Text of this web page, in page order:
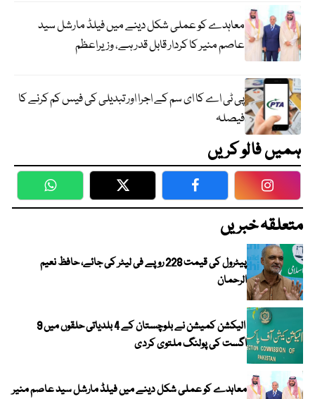
معاہدے کو عملی شکل دینے میں فیلڈ مارشل سید
عاصم منیر کا کردار قابل قدر ہے، وزیراعظم
پی ٹی اے کا ای سم کے اجرا اور تبدیلی کی فیس کم کرنے کا
فیصلہ
ہمیں فالو کریں
WhatsApp Twitter Facebook
متعلقہ خبریں
پیٹرول کی قیمت 228 روپے فی لیٹر کی جائے، حافظ نعیم
الرحمان
الیکشن کمیشن نے بلوچستان کے 4 بلدیاتی حلقوں میں 9
اگست کی پولنگ ملتوی کردی
معاہدے کو عملی شکل دینے میں فیلڈ مارشل سید عاصم منیر